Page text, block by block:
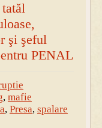
şi şeful
PENAL
, mafie
, Presa, spalare